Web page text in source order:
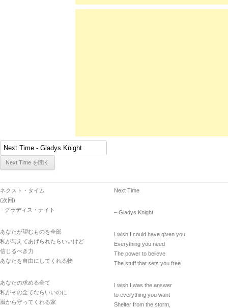
ネクスト・タイム
(次回)
– グラディス・ナイト
あなたが望むものを全部
私が与えてあげられたらいいけど
信じるべき力
あなたを自由にしてくれる物
あなたの求める全て
私がその全てならいいのに
嵐から守ってくれる家
Next Time
– Gladys Knight
I wish I could have given you
Everything you need
The power to believe
The stuff that sets you free
I wish I was the answer
to everything you want
Shelter from the storm,